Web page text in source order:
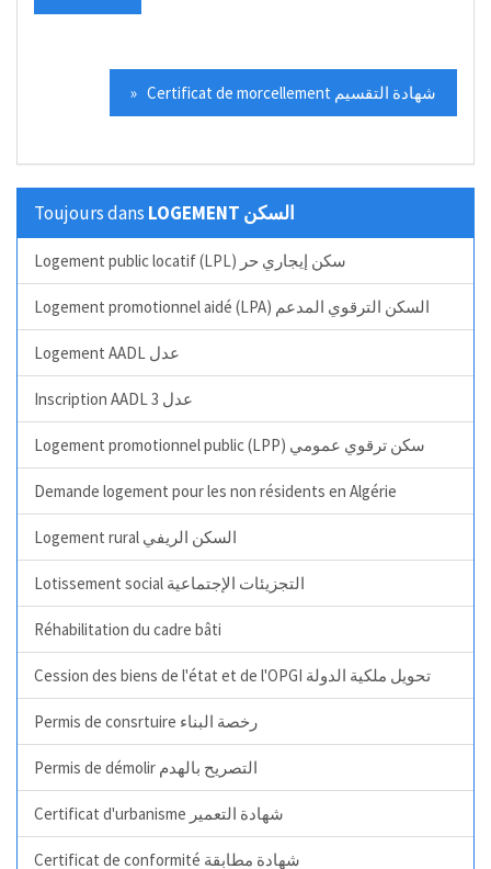
» Certificat de morcellement شهادة التقسيم
Toujours dans LOGEMENT السكن
Logement public locatif (LPL) سكن إيجاري حر
Logement promotionnel aidé (LPA) السكن الترقوي المدعم
Logement AADL عدل
Inscription AADL 3 عدل
Logement promotionnel public (LPP) سكن ترقوي عمومي
Demande logement pour les non résidents en Algérie
Logement rural السكن الريفي
Lotissement social التجزيئات الإجتماعية
Réhabilitation du cadre bâti
Cession des biens de l'état et de l'OPGI تحويل ملكية الدولة
Permis de consrtuire رخصة البناء
Permis de démolir التصريح بالهدم
Certificat d'urbanisme شهادة التعمير
Certificat de conformité شهادة مطابقة